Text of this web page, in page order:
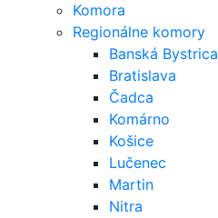
Komora
Regionálne komory
Banská Bystrica
Bratislava
Čadca
Komárno
Košice
Lučenec
Martin
Nitra